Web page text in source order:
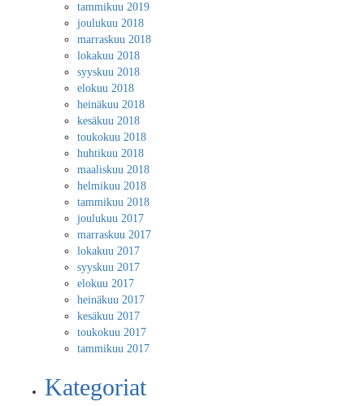
tammikuu 2019
joulukuu 2018
marraskuu 2018
lokakuu 2018
syyskuu 2018
elokuu 2018
heinäkuu 2018
kesäkuu 2018
toukokuu 2018
huhtikuu 2018
maaliskuu 2018
helmikuu 2018
tammikuu 2018
joulukuu 2017
marraskuu 2017
lokakuu 2017
syyskuu 2017
elokuu 2017
heinäkuu 2017
kesäkuu 2017
toukokuu 2017
tammikuu 2017
Kategoriat